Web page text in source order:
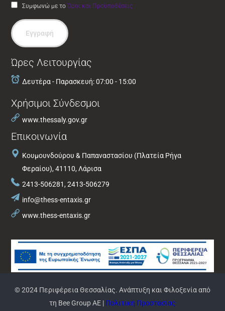
Συμφωνώ με τοΌροι και Προϋποθέσεις
Εγγραφή
Ώρες Λειτουργίας
Δευτέρα - Παρασκευή: 07:00 - 15:00
Χρήσιμοι Σύνδεσμοι
www.thessaly.gov.gr
Επικοινωνία
Κουμουνδούρου & Παπαναστασίου (Πλατεία Ρήγα
Φεραίου), 41110, Λάρισα
2413-506281, 2413-506279
info@thess-entaxis.gr
www.thess-entaxis.gr
© 2024 Περιφέρεια Θεσσαλίας. Ανάπτυξη και Φιλοξενία από
τη Bee Group AE | Πολιτική Προστασίας